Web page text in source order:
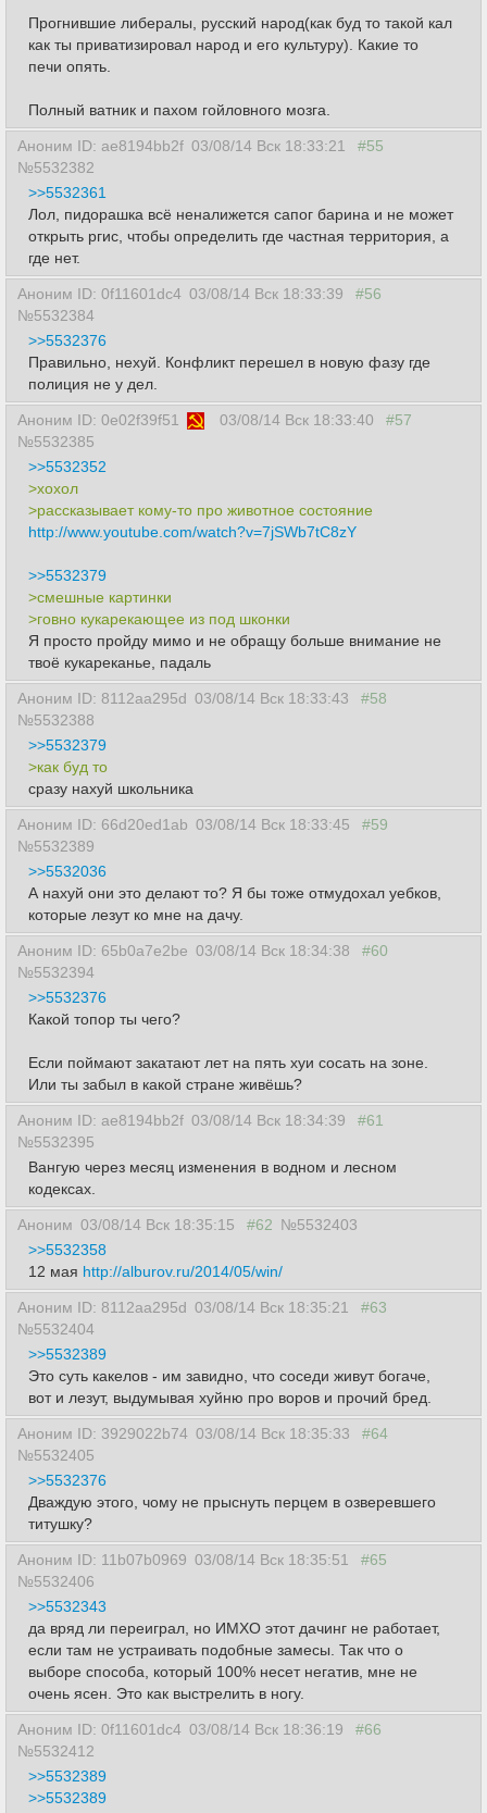
Прогнившие либералы, русский народ(как буд то такой кал
как ты приватизировал народ и его культуру). Какие то
печи опять.
Полный ватник и пахом гойловного мозга.
Аноним ID: ae8194bb2f 03/08/14 Вск 18:33:21
#55
№5532382
>>5532361
Лол, пидорашка всё неналижется сапог барина и не может
открыть ргис, чтобы определить где частная территория, а
где нет.
Аноним ID: 0f11601dc4 03/08/14 Вск 18:33:39
#56
№5532384
>>5532376
Правильно, нехуй. Конфликт перешел в новую фазу где
полиция не у дел.
Аноним ID: 0e02f39f51 03/08/14 Вск 18:33:40
#57
№5532385
>>5532352
>хохол
>рассказывает кому-то про животное состояние
http://www.youtube.com/watch?v=7jSWb7tC8zY
>>5532379
>смешные картинки
>говно кукарекающее из под шконки
Я просто пройду мимо и не обращу больше внимание не
твоё кукареканье, падаль
Аноним ID: 8112aa295d 03/08/14 Вск 18:33:43
#58
№5532388
>>5532379
>как буд то
сразу нахуй школьника
Аноним ID: 66d20ed1ab 03/08/14 Вск 18:33:45
#59
№5532389
>>5532036
А нахуй они это делают то? Я бы тоже отмудохал уебков,
которые лезут ко мне на дачу.
Аноним ID: 65b0a7e2be 03/08/14 Вск 18:34:38
#60
№5532394
>>5532376
Какой топор ты чего?
Если поймают закатают лет на пять хуи сосать на зоне.
Или ты забыл в какой стране живёшь?
Аноним ID: ae8194bb2f 03/08/14 Вск 18:34:39
#61
№5532395
Вангую через месяц изменения в водном и лесном
кодексах.
Аноним 03/08/14 Вск 18:35:15 #62 №5532403
>>5532358
12 мая http://alburov.ru/2014/05/win/
Аноним ID: 8112aa295d 03/08/14 Вск 18:35:21
#63
№5532404
>>5532389
Это суть какелов - им завидно, что соседи живут богаче,
вот и лезут, выдумывая хуйню про воров и прочий бред.
Аноним ID: 3929022b74 03/08/14 Вск 18:35:33
#64
№5532405
>>5532376
Дваждую этого, чому не прыснуть перцем в озверевшего
титушку?
Аноним ID: 11b07b0969 03/08/14 Вск 18:35:51
#65
№5532406
>>5532343
да вряд ли переиграл, но ИМХО этот дачинг не работает,
если там не устраивать подобные замесы. Так что о
выборе способа, который 100% несет негатив, мне не
очень ясен. Это как выстрелить в ногу.
Аноним ID: 0f11601dc4 03/08/14 Вск 18:36:19
#66
№5532412
>>5532389
>>5532389